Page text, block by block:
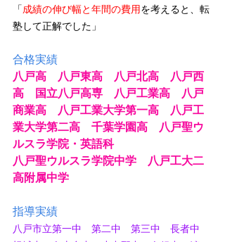
「成績の伸び幅と年間の費用を考えると、転
塾して正解でした」
合格実績
八戸高　八戸東高　八戸北高　八戸西
高　国立八戸高専　八戸工業高　八戸
商業高　八戸工業大学第一高　八戸工
業大学第二高　千葉学園高　八戸聖ウ
ルスラ学院・英語科
八戸聖ウルスラ学院中学　八戸工大二
高附属中学
指導実績
八戸市立第一中　第二中　第三中　長者中